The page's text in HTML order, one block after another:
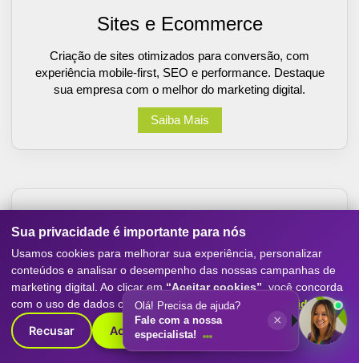
Sites e Ecommerce
Criação de sites otimizados para conversão, com
experiência mobile-first, SEO e performance. Destaque
sua empresa com o melhor do marketing digital.
Saiba Mais
Inteligência Artificial
Projetos de inteligência artificial para todos os nichos.
Sua privacidade é importante para nós
Usamos cookies para melhorar sua experiência, personalizar
conteúdos e analisar o desempenho das nossas campanhas de
marketing digital. Ao clicar em “Aceitar cookies” , você concorda
com o uso de dados conforme nossaPolítica de Privacidade.
Recusar Aceitar cookies
Olá! Precisa de ajuda?
Fale com a nossa
especialista!
×